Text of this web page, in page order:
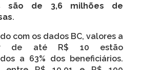
são de 3,6 milhões de
.
com os dados BC, valores a
de até R$ 10 estão
a 63% dos beneficiários.